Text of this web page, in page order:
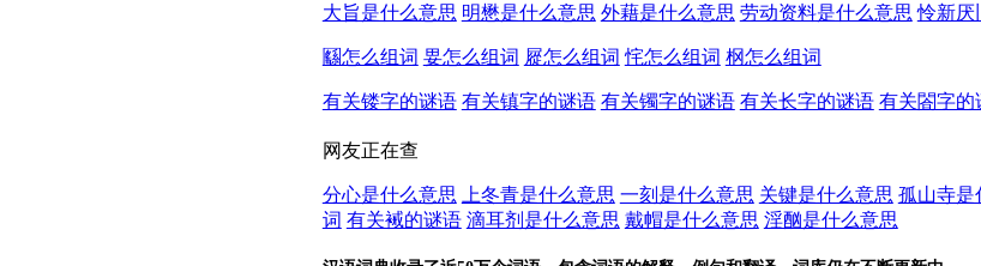
大旨是什么意思 明懋是什么意思 外藉是什么意思 劳动资料是什么意思 怜新厌
㘥怎么组词 㚻怎么组词 㞞怎么组词 㤞怎么组词 㭎怎么组词
有关镂字的谜语 有关镇字的谜语 有关镯字的谜语 有关长字的谜语 有关閤字的
网友正在查
分心是什么意思 上冬青是什么意思 一刻是什么意思 关键是什么意思 孤山寺是
词 有关裓的谜语 滴耳剂是什么意思 戴帽是什么意思 淫酗是什么意思